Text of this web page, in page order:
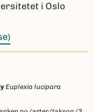
i Oslo
Euplexia lucipara